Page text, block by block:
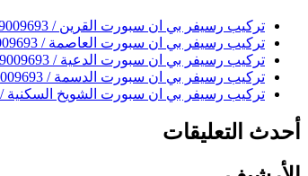
تركيب رسيفر بي ان سبورت القرين / 99009693 / تركيب رسيفر bein sport
تركيب رسيفر بي ان سبورت العاصمة / 99009693 / تركيب رسيفر bein sport
تركيب رسيفر بي ان سبورت الدعية / 99009693 / تركيب رسيفر bein sport
تركيب رسيفر بي ان سبورت الدسمة / 99009693 / تركيب رسيفر bein sport
تركيب رسيفر بي ان سبورت الشويخ السكنية / 99009693 / تركيب رسيفر bein sport
أحدث التعليقات